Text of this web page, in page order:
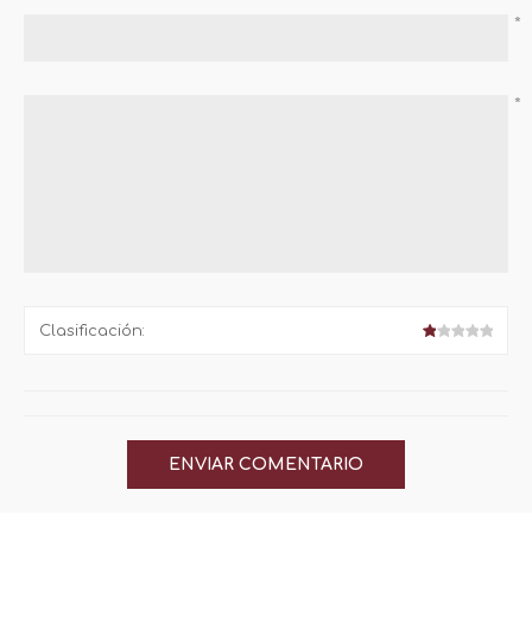
*
*
Clasificación: